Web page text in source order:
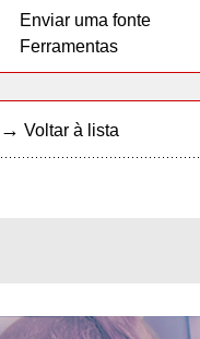
Enviar uma fonte
Ferramentas
→ Voltar à lista